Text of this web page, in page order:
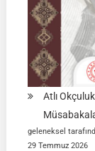
Atlı
geleneksel
29 Temmuz 2026